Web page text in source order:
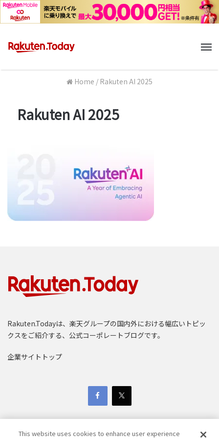
Home / Rakuten AI 2025
Rakuten AI 2025
Rakuten.Todayは、楽天グループの国内外における幅広いトピッ
クスをご紹介する、公式コーポレートブログです。
企業サイトトップ
This website uses cookies to enhance user experience